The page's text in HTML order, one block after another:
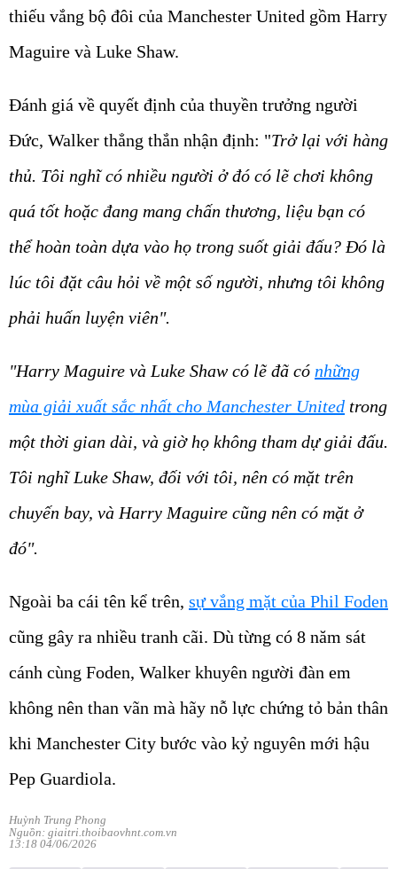
thiếu vắng bộ đôi của Manchester United gồm Harry
Maguire và Luke Shaw.
Đánh giá về quyết định của thuyền trưởng người
Đức, Walker thẳng thắn nhận định: "Trở lại với hàng
thủ. Tôi nghĩ có nhiều người ở đó có lẽ chơi không
quá tốt hoặc đang mang chấn thương, liệu bạn có
thể hoàn toàn dựa vào họ trong suốt giải đấu? Đó là
lúc tôi đặt câu hỏi về một số người, nhưng tôi không
phải huấn luyện viên".
"Harry Maguire và Luke Shaw có lẽ đã có những
mùa giải xuất sắc nhất cho Manchester United trong
một thời gian dài, và giờ họ không tham dự giải đấu.
Tôi nghĩ Luke Shaw, đối với tôi, nên có mặt trên
chuyến bay, và Harry Maguire cũng nên có mặt ở
đó".
Ngoài ba cái tên kể trên, sự vắng mặt của Phil Foden
cũng gây ra nhiều tranh cãi. Dù từng có 8 năm sát
cánh cùng Foden, Walker khuyên người đàn em
không nên than vãn mà hãy nỗ lực chứng tỏ bản thân
khi Manchester City bước vào kỷ nguyên mới hậu
Pep Guardiola.
Huỳnh Trung Phong
Nguồn: giaitri.thoibaovhnt.com.vn
13:18 04/06/2026